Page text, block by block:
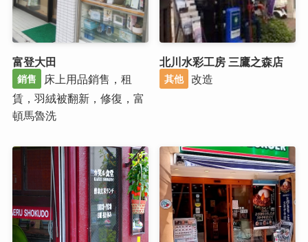
富登大田
銷售
床上用品銷售，租
賃，羽絨被翻新，修復，富
頓馬魯洗
北川水彩工房 三鷹之森店
其他 改造